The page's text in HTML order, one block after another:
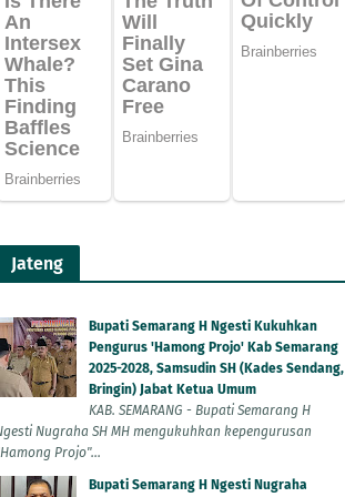
Jateng
Bupati Semarang H Ngesti Kukuhkan
Pengurus 'Hamong Projo' Kab Semarang
2025-2028, Samsudin SH (Kades Sendang,
Bringin) Jabat Ketua Umum
KAB. SEMARANG - Bupati Semarang H
Nugraha SH MH mengukuhkan kepengurusan
Projo"...
Bupati Semarang H Ngesti Nugraha